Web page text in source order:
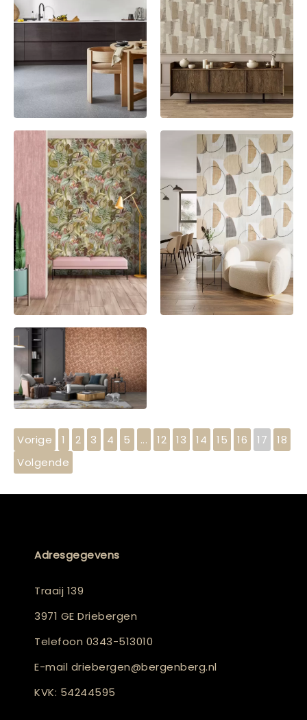
Vorige 1 2 3 4 5 ... 12 13 14 15 16 17
18
Volgende
Adresgegevens
Traaij 139
3971 GE Driebergen
Telefoon 0343-513010
E-mail driebergen@bergenberg.nl
KVK: 54244595